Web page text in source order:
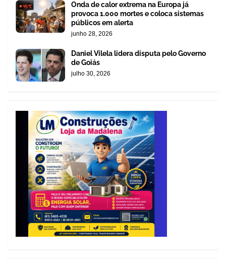
Onda de calor extrema na Europa já
provoca 1.000 mortes e coloca sistemas
públicos em alerta
junho 28, 2026
Daniel Vilela lidera disputa pelo Governo
de Goiás
julho 30, 2026